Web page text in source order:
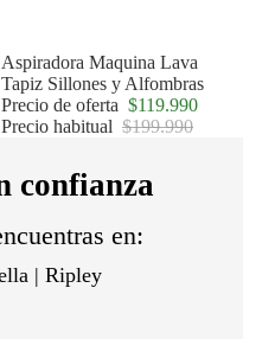
Oferta
Aspiradora Maquina Lava
Tapiz Sillones y Alfombras
Precio de oferta $119.990
Precio habitual $199.990
confianza
en:
| Ripley